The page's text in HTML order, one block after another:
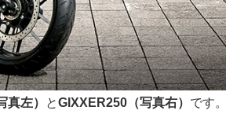
左） とGIXXER250（写真右） です。